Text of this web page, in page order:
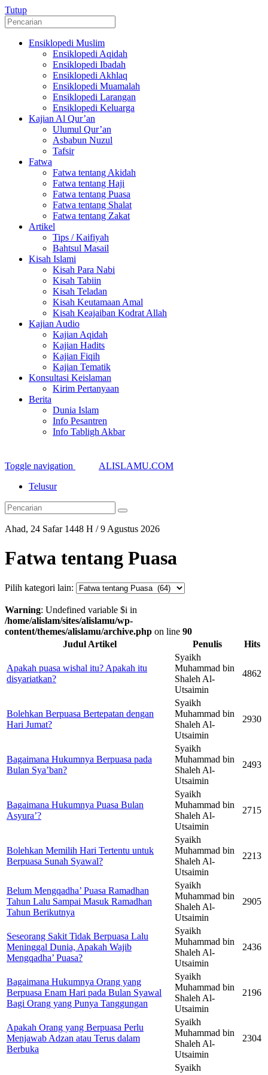
Tutup
Ensiklopedi Muslim
Ensiklopedi Aqidah
Ensiklopedi Ibadah
Ensiklopedi Akhlaq
Ensiklopedi Muamalah
Ensiklopedi Larangan
Ensiklopedi Keluarga
Kajian Al Qur’an
Ulumul Qur’an
Asbabun Nuzul
Tafsir
Fatwa
Fatwa tentang Akidah
Fatwa tentang Haji
Fatwa tentang Puasa
Fatwa tentang Shalat
Fatwa tentang Zakat
Artikel
Tips / Kaifiyah
Bahtsul Masail
Kisah Islami
Kisah Para Nabi
Kisah Tabiin
Kisah Teladan
Kisah Keutamaan Amal
Kisah Keajaiban Kodrat Allah
Kajian Audio
Kajian Aqidah
Kajian Hadits
Kajian Fiqih
Kajian Tematik
Konsultasi Keislaman
Kirim Pertanyaan
Berita
Dunia Islam
Info Pesantren
Info Tabligh Akbar
Toggle navigation
ALISLAMU.COM
Telusur
Ahad, 24 Safar 1448 H / 9 Agustus 2026
Fatwa tentang Puasa
Pilih kategori lain:
Warning: Undefined variable $i in
/home/alislam/sites/alislamu/wp-
content/themes/alislamu/archive.php on line 90
Judul Artikel
Penulis Hits
Apakah puasa wishal itu? Apakah itu
disyariatkan?
Syaikh
Muhammad bin
Shaleh Al-
Utsaimin
4862
Bolehkan Berpuasa Bertepatan dengan
Hari Jumat?
Syaikh
Muhammad bin
Shaleh Al-
Utsaimin
2930
Bagaimana Hukumnya Berpuasa pada
Bulan Sya’ban?
Syaikh
Muhammad bin
Shaleh Al-
Utsaimin
2493
Bagaimana Hukumnya Puasa Bulan
Asyura’?
Syaikh
Muhammad bin
Shaleh Al-
Utsaimin
2715
Bolehkan Memilih Hari Tertentu untuk
Berpuasa Sunah Syawal?
Syaikh
Muhammad bin
Shaleh Al-
Utsaimin
2213
Belum Mengqadha’ Puasa Ramadhan
Tahun Lalu Sampai Masuk Ramadhan
Tahun Berikutnya
Syaikh
Muhammad bin
Shaleh Al-
Utsaimin
2905
Seseorang Sakit Tidak Berpuasa Lalu
Meninggal Dunia, Apakah Wajib
Mengqadha’ Puasa?
Syaikh
Muhammad bin
Shaleh Al-
Utsaimin
2436
Bagaimana Hukumnya Orang yang
Berpuasa Enam Hari pada Bulan Syawal
Bagi Orang yang Punya Tanggungan
Syaikh
Muhammad bin
Shaleh Al-
Utsaimin
2196
Apakah Orang yang Berpuasa Perlu
Menjawab Adzan atau Terus dalam
Berbuka
Syaikh
Muhammad bin
Shaleh Al-
Utsaimin
2304
Syaikh